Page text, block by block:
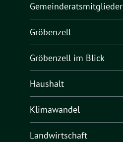
Gemeinderatsmitglieder
Gröbenzell
Gröbenzell im Blick
Haushalt
Klimawandel
Landwirtschaft